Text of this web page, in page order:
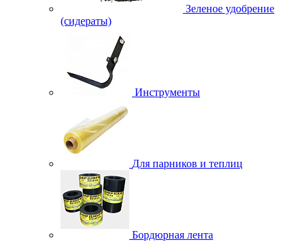
Зеленое удобрение
(сидераты)
Инструменты
Для парников и теплиц
Бордюрная лента